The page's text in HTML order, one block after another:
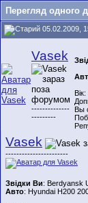
Перегляд одного
05.02.2009,
Vasek
--------------
---------
Вы
Vasek
-----------------------
Звідки Ви: Berdyansk
Авто: Hyundai H200